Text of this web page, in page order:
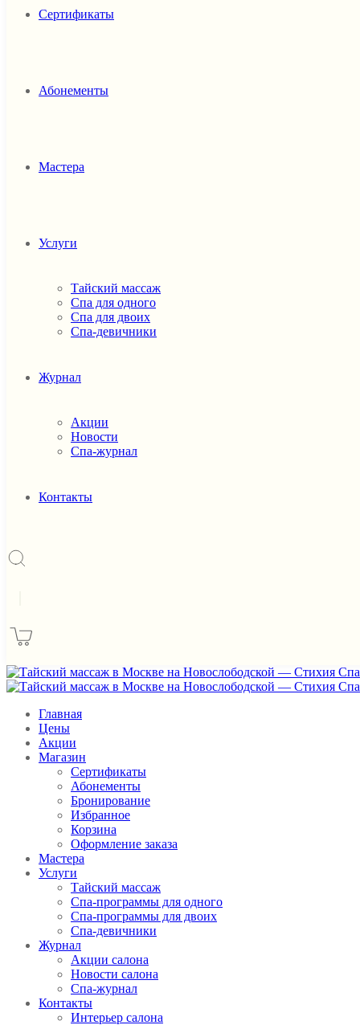
Сертификаты
Абонементы
Мастера
Услуги
Тайский массаж
Спа для одного
Спа для двоих
Спа-девичники
Журнал
Акции
Новости
Спа-журнал
Контакты
Главная
Цены
Акции
Магазин
Сертификаты
Абонементы
Бронирование
Избранное
Корзина
Оформление заказа
Мастера
Услуги
Тайский массаж
Спа-программы для одного
Спа-программы для двоих
Спа-девичники
Журнал
Акции салона
Новости салона
Спа-журнал
Контакты
Интерьер салона